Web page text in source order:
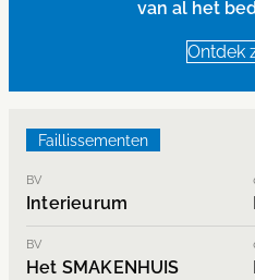
van al het
Ontdek
Faillissementen
BV
Interieurum
BV
Het SMAKENHUIS